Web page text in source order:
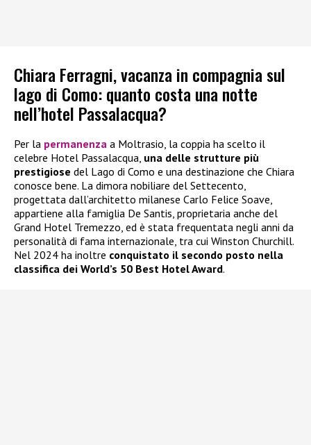
Chiara Ferragni, vacanza in compagnia sul
lago di Como: quanto costa una notte
nell’hotel Passalacqua?
Per la permanenza a Moltrasio, la coppia ha scelto il
celebre Hotel Passalacqua, una delle strutture più
prestigiose del Lago di Como e una destinazione che Chiara
conosce bene. La dimora nobiliare del Settecento,
progettata dall’architetto milanese Carlo Felice Soave,
appartiene alla famiglia De Santis, proprietaria anche del
Grand Hotel Tremezzo, ed è stata frequentata negli anni da
personalità di fama internazionale, tra cui Winston Churchill.
Nel 2024 ha inoltre conquistato il secondo posto nella
classifica dei World’s 50 Best Hotel Award.